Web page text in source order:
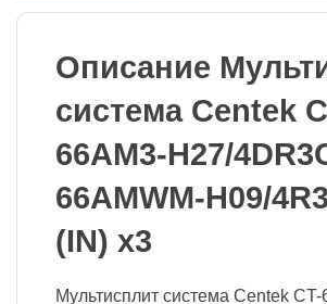
Описание
система Centek
66AM3-H27/
66AMWM-H09/
(IN) x3
Мультисплит система Centek